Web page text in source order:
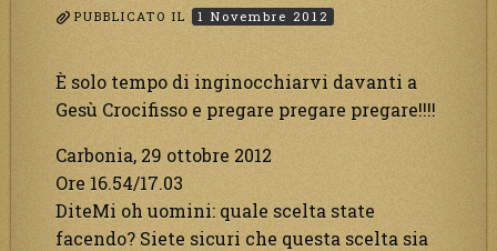
PUBBLICATO IL 1 Novembre 2012
È solo tempo di inginocchiarvi davanti a
Gesù Crocifisso e pregare pregare pregare!!!!
Carbonia, 29 ottobre 2012
Ore 16.54/17.03
DiteMi oh uomini: quale scelta state
facendo? Siete sicuri che questa scelta sia